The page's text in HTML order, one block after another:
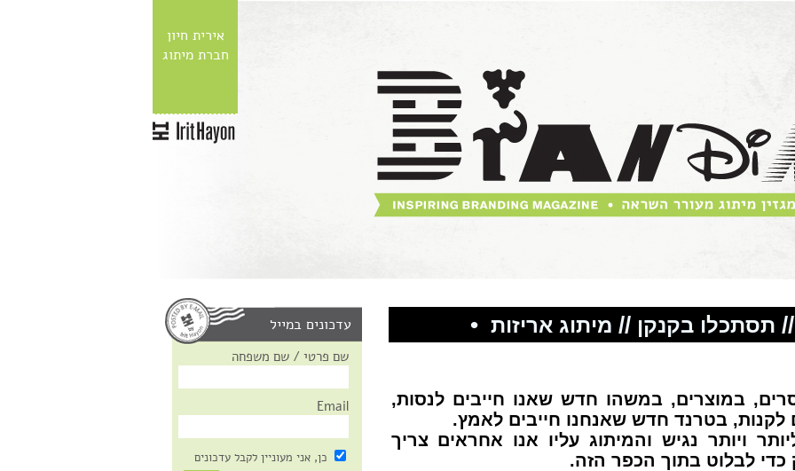
אירית חיון
חברת מיתוג
// תסתכלו בקנקן // מיתוג אריזות •
במוצרים, במשהו חדש שאנו חייבים לנסות,
בטרנד חדש שאנחנו חייבים לאמץ.
ויותר נגיש והמיתוג עליו אנו אחראים צריך
כדי לבלוט בתוך הכפר הזה.
עדכונים במייל
שם פרטי / שם משפחה
Email
כן, אני מעוניין לקבל עדכונים